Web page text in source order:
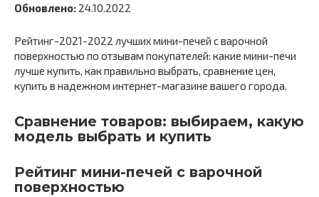
Обновлено: 24.10.2022
Рейтинг-2021-2022 лучших мини-печей с варочной
поверхностью по отзывам покупателей: какие мини-печи
лучше купить, как правильно выбрать, сравнение цен,
купить в надежном интернет-магазине вашего города.
Сравнение товаров: выбираем, какую
модель выбрать и купить
Рейтинг мини-печей с варочной
поверхностью